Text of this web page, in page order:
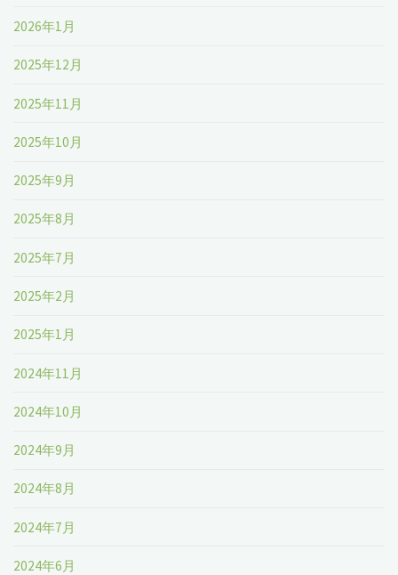
2026年1月
2025年12月
2025年11月
2025年10月
2025年9月
2025年8月
2025年7月
2025年2月
2025年1月
2024年11月
2024年10月
2024年9月
2024年8月
2024年7月
2024年6月